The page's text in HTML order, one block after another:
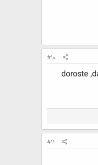
#10
doroste
#11